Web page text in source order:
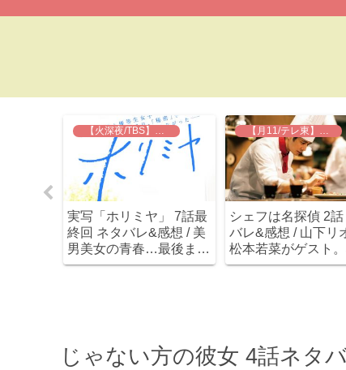
【火深夜/TBS】実写 ホリミヤ
実写「ホリミヤ」 7話最
終回 ネタバレ&感想 / 美
男美女の青春…最後まで
キラキラしてました
【月11/テレ東】シェフは名探偵
シェフは名探偵 2話
バレ&感想 / 山下リ
松本若菜がゲスト
マナミは何者？？
じゃない方の彼女 4話ネタ